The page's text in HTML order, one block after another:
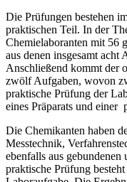
Die Prüfungen bestehen
praktischen Teil. In der
Chemielaboranten mit 56
aus denen insgesamt
Anschließend kommt der
zwölf Aufgaben, wovon
praktische Prüfung der
eines Präparats und einer
Die Chemikanten haben
Messtechnik,
ebenfalls aus
praktische Prüfung